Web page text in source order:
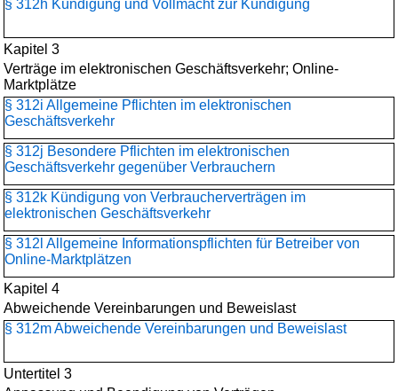
§ 312h Kündigung und Vollmacht zur Kündigung
Kapitel 3
Verträge im elektronischen Geschäftsverkehr; Online-
Marktplätze
§ 312i Allgemeine Pflichten im elektronischen
Geschäftsverkehr
§ 312j Besondere Pflichten im elektronischen
Geschäftsverkehr gegenüber Verbrauchern
§ 312k Kündigung von Verbraucherverträgen im
elektronischen Geschäftsverkehr
§ 312l Allgemeine Informationspflichten für Betreiber von
Online-Marktplätzen
Kapitel 4
Abweichende Vereinbarungen und Beweislast
§ 312m Abweichende Vereinbarungen und Beweislast
Untertitel 3